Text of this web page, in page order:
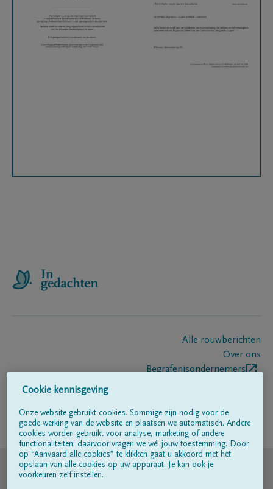
Alle rouwberichten
Over ons
Begrafenisondernemers
Volg ons op
© DELA
Cookie kennisgeving
Onze website gebruikt cookies. Sommige zijn nodig voor de
goede werking van de website en plaatsen we automatisch. Andere
cookies worden gebruikt voor analyse, marketing of andere
functionaliteiten; daarvoor vragen we wél jouw toestemming. Door
op “Aanvaard alle cookies” te klikken gaat u akkoord met het
opslaan van alle cookies op uw apparaat. Je kan ook je
voorkeuren zelf instellen.